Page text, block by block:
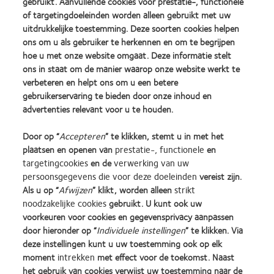
3. CooperVision data on file 2020. Rx coverage database n=120,406 eyes for Rx with
<0.75DC; 14 to 70 years.
Raadpleeg de gebruiksaanwijzing voor informatie over de veiligheid van het product,
waarschuwingen, voorzorgsmaatregelen en lokale regelgeving.
SA12898 / APP134785
Learn
more
about
Silmo
d’Or
best
product
award
met
MyDay™
(2013)
Learn
more
about
Contact
Lens
Product
of
the
Year
(2013)
Learn
more
about
2012
&
2010
Best
Companies
for
Leaders
(2012)
Learn
more
about
2011
Best
Factory
Awards
(2011)
Learn
more
about
ODMA
2011
(2011)
Learn
more
about
REBRAND
Global
Award
(2012)
Learn
more
about
BCLA
Industry
Award
Winner
Onze producten
Contact
Privacybeleid
Cookie beleid
Beleid ten aanzien van
opmerkingen
Site voor consumenten
Toestemmingsvoorkeuren
of targetingdoeleinden worden alleen gebruikt met uw
uitdrukkelijke toestemming. Deze soorten cookies helpen
ons om u als gebruiker te herkennen en om te begrijpen
hoe u met onze website omgaat. Deze informatie stelt
ons in staat om de manier waarop onze website werkt te
verbeteren en helpt ons om u een betere
gebruikerservaring te bieden door onze inhoud en
advertenties relevant voor u te houden.
Door op “Accepteren” te klikken, stemt u in met het
plaatsen en openen van prestatie-, functionele en
targetingcookiesen deverwerking van uw
persoonsgegevens die voor deze doeleinden vereist zijn.
Als u op “Afwijzen” klikt, worden alleenstrikt
noodzakelijke cookiesgebruikt. U kunt ook uw
voorkeuren voor cookies en gegevensprivacy aanpassen
door hieronder op “Individuele instellingen” te klikken. Via
deze instellingen kunt u uw toestemming ook op elk
moment intrekken met effect voor de toekomst. Naast
het gebruik van cookies verwijst uw toestemming naar de